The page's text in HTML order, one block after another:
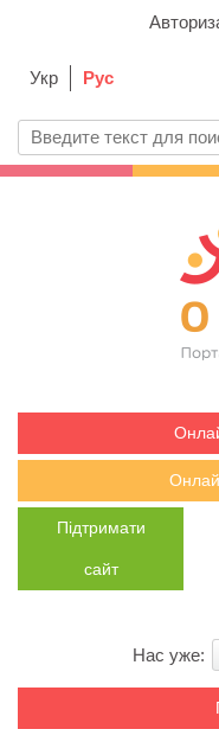
Укр Рус
Підтримати
сайт
Нас уже: